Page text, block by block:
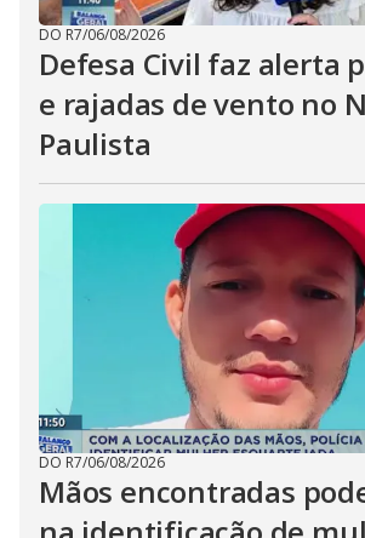
DO R7/06/08/2026
Defesa Civil faz alerta
e rajadas de vento no
Paulista
DO R7/06/08/2026
Mãos encontradas